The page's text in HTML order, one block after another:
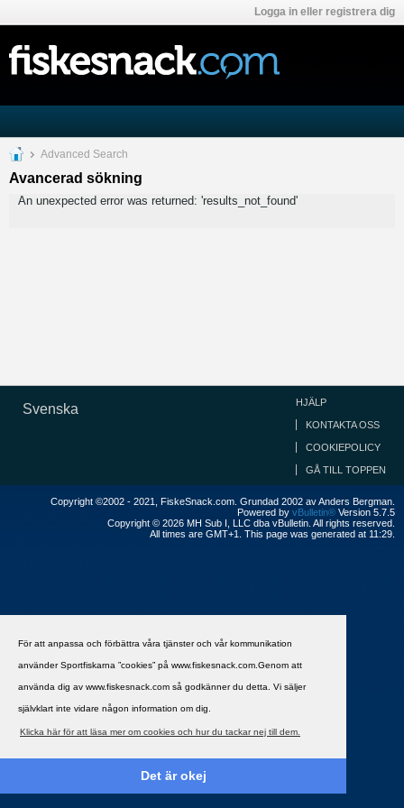
För att anpassa och förbättra våra tjänster och vår kommunikation
använder Sportfiskarna ”cookies” på www.fiskesnack.com.Genom att
använda dig av www.fiskesnack.com så godkänner du detta. Vi säljer
självklart inte vidare någon information om dig.
Klicka här för att läsa mer om cookies och hur du tackar nej till dem.
Det är okej
Logga in eller registrera dig
Advanced Search
Avancerad sökning
An unexpected error was returned: 'results_not_found'
Svenska HJÄLP
KONTAKTA OSS
COOKIEPOLICY
GÅ TILL TOPPEN
Copyright ©2002 - 2021, FiskeSnack.com. Grundad 2002 av Anders Bergman.
Powered by vBulletin® Version 5.7.5
Copyright © 2026 MH Sub I, LLC dba vBulletin. All rights reserved.
All times are GMT+1. This page was generated at 11:29.